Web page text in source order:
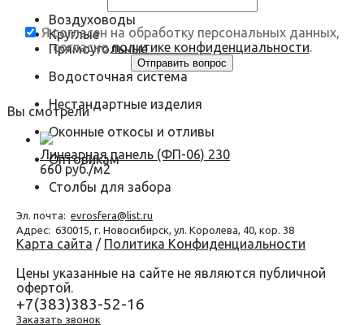
Я согласен на обработку персональных данных,
согласнополитике конфиденциальности.
Вы смотрели
Линеарная панель (ФП-06) 230
660 руб./м2
Воздуховоды
Круглые
Прямоугольные
Водосточная система
Нестандартные изделия
Оконные откосы и отливы
Оптовикам
Столбы для забора
Эл. почта: evrosfera@list.ru
Адрес: 630015, г. Новосибирск, ул. Королева, 40, кор. 38
Карта сайта / Политика Конфиденциальности
Цены указанные на сайте не являются публичной
офертой.
+7(383)383-52-16
Заказать звонок